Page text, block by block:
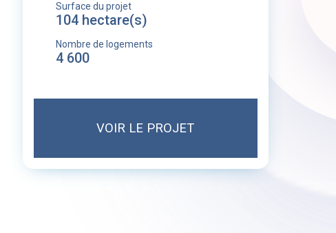
Surface du projet
104 hectare(s)
Nombre de logements
4 600
VOIR LE PROJET